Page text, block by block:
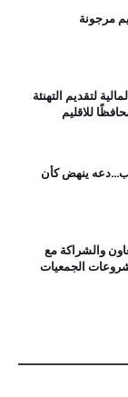
مرجونة
لتقديم التهنئة
للاقليم
ينهض كأن
والشراكة مع
الجمعيات